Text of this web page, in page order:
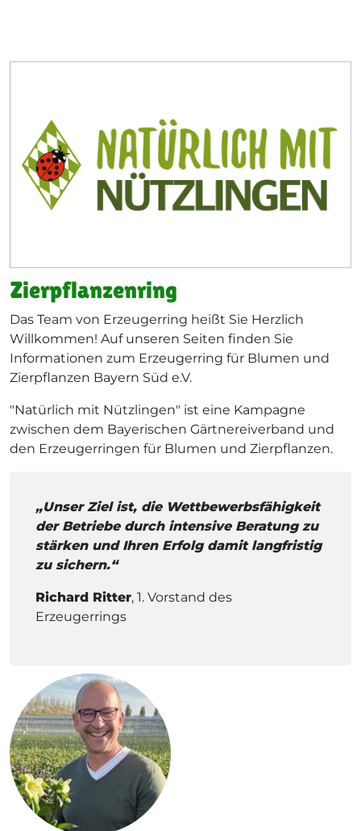
Zierpflanzenring
Das Team von Erzeugerring heißt Sie Herzlich
Willkommen! Auf unseren Seiten finden Sie
Informationen zum Erzeugerring für Blumen und
Zierpflanzen Bayern Süd e.V.
"Natürlich mit Nützlingen" ist eine Kampagne
zwischen dem Bayerischen Gärtnereiverband und
den Erzeugerringen für Blumen und Zierpflanzen.
„Unser Ziel ist, die Wettbewerbsfähigkeit
der Betriebe durch intensive Beratung zu
stärken und Ihren Erfolg damit langfristig
zu sichern.“
Richard Ritter, 1. Vorstand des
Erzeugerrings